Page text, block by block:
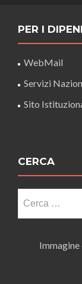
PER I
WebMail
Servizi
Sito
CERCA
per: